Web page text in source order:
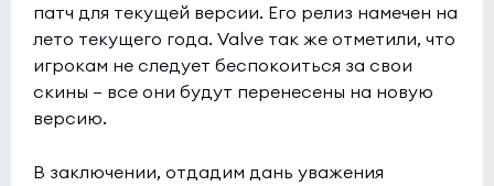
патч для текущей версии. Его релиз намечен на
лето текущего года. Valve так же отметили, что
игрокам не следует беспокоиться за свои
скины — все они будут перенесены на новую
версию.
В заключении, отдадим дань уважения